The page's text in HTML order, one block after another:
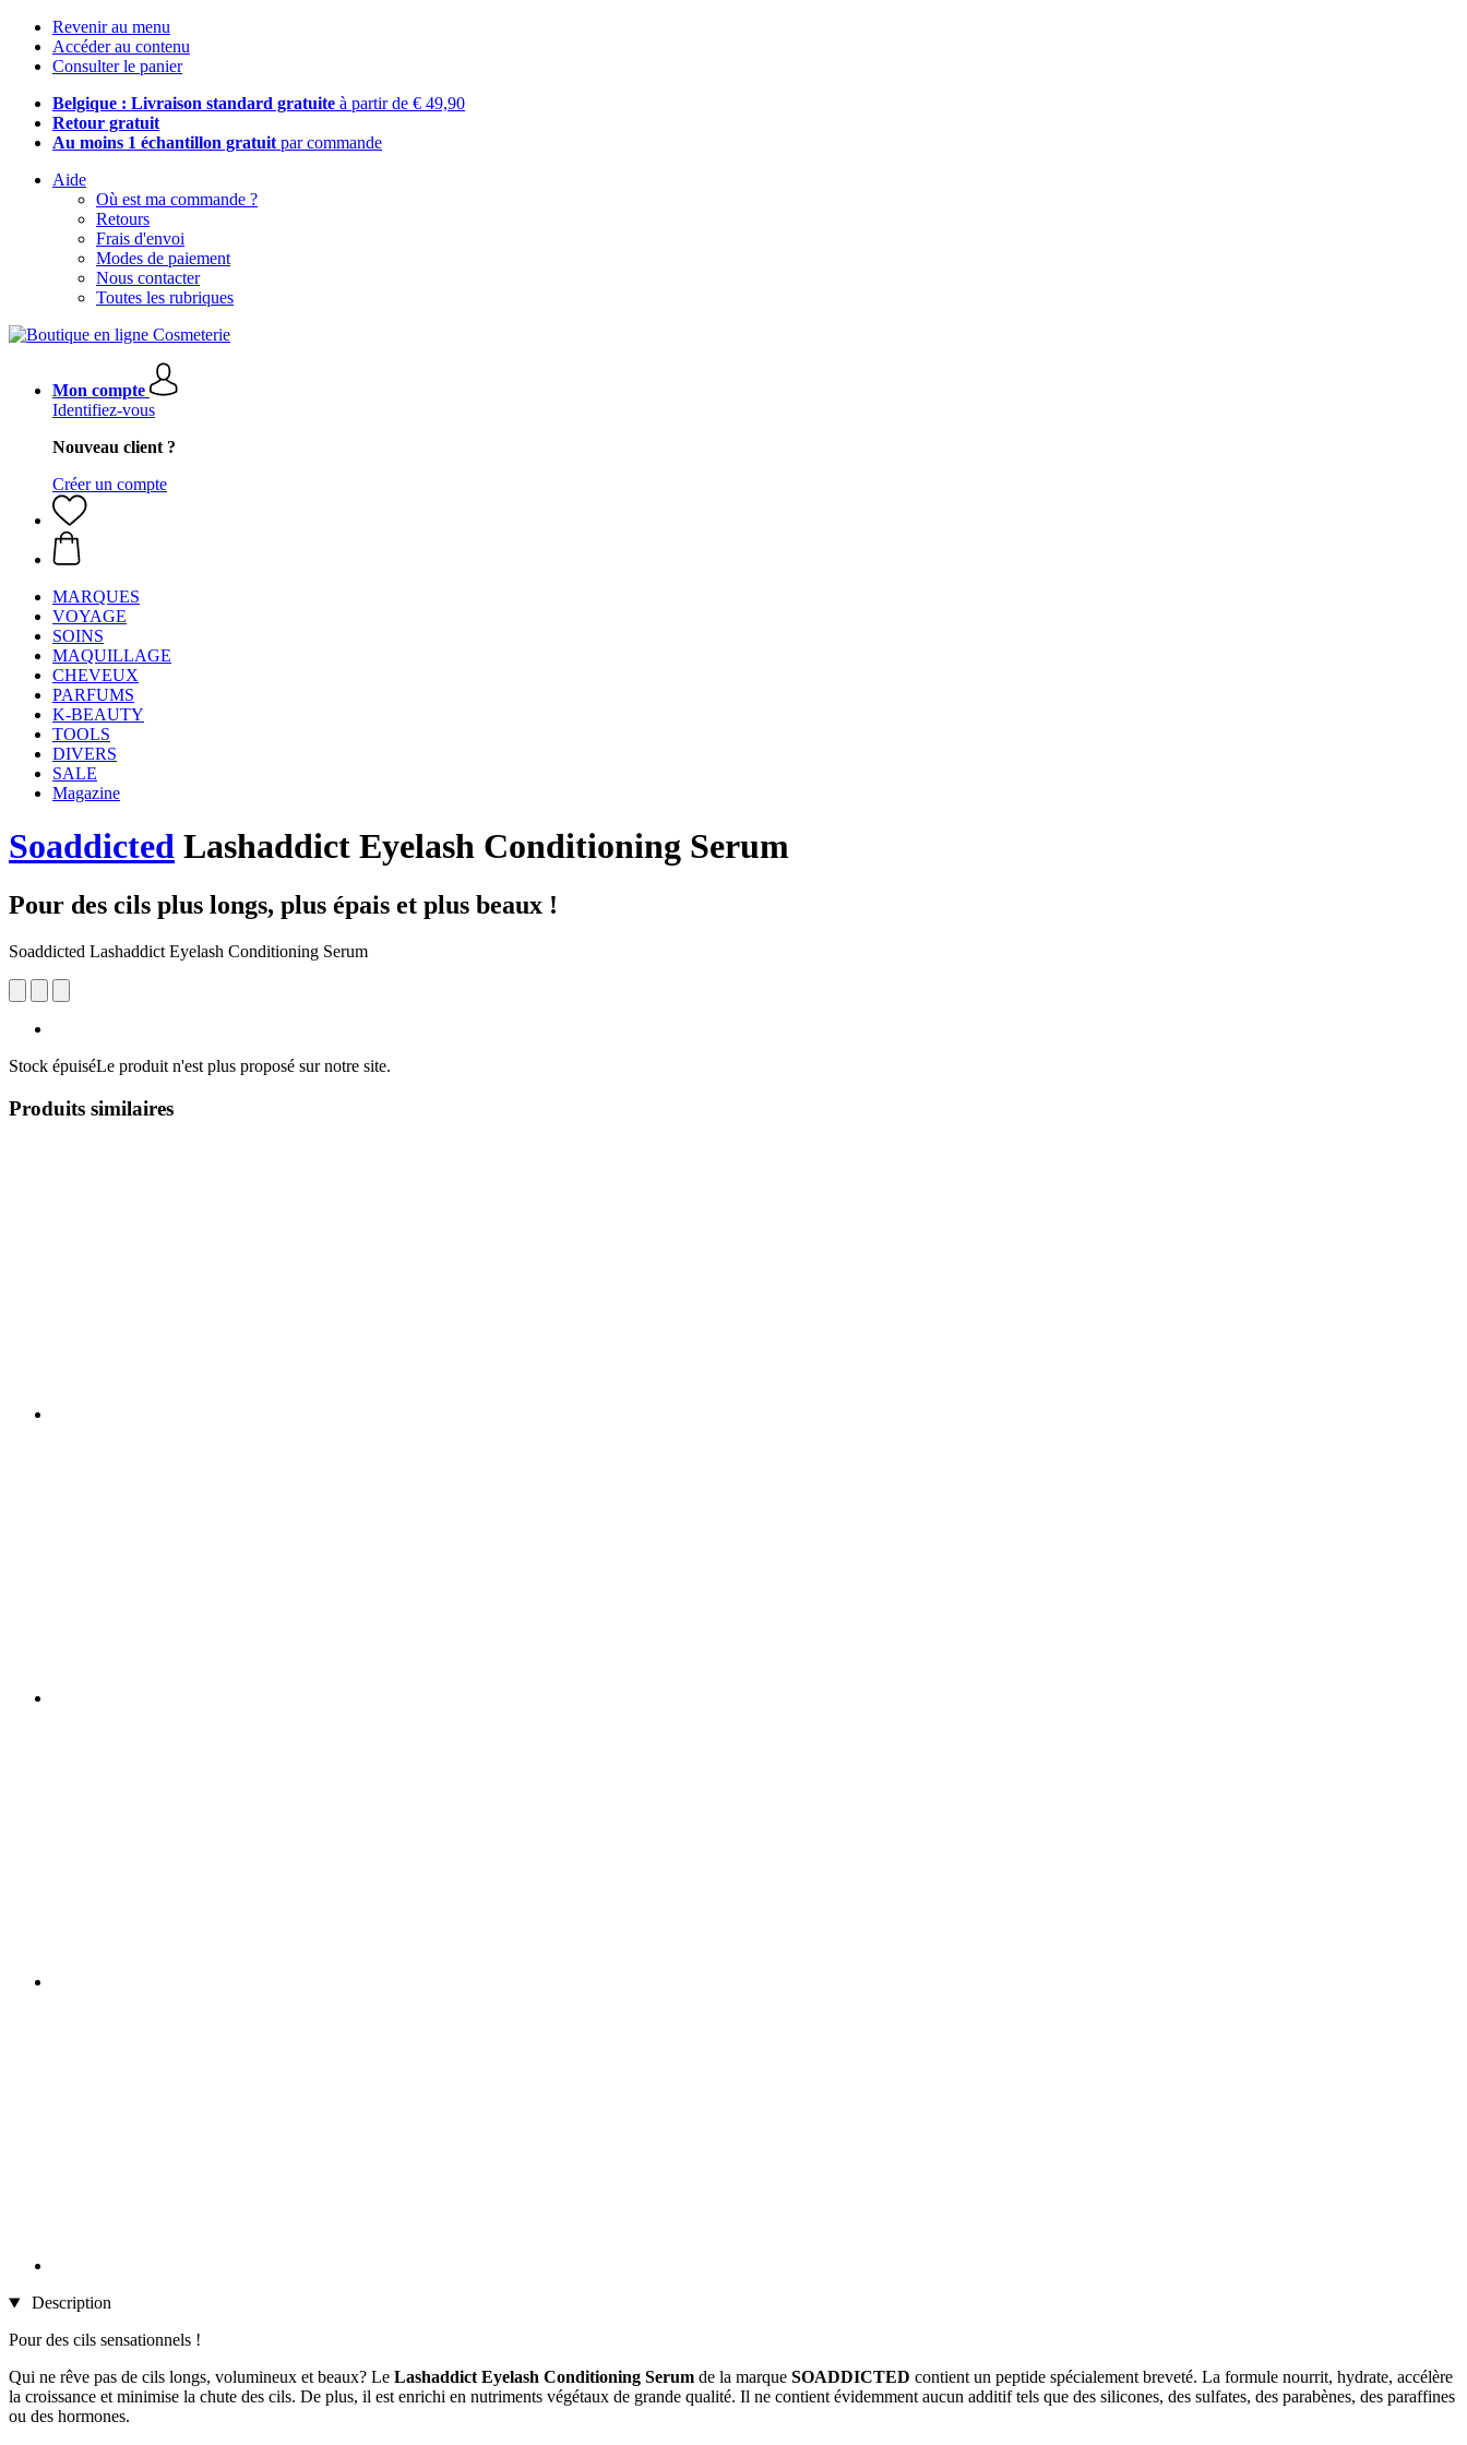
Revenir au menu
Accéder au contenu
Consulter le panier
Belgique : Livraison standard gratuite à partir de € 49,90
Retour gratuit
Au moins 1 échantillon gratuit par commande
Aide
Où est ma commande ?
Retours
Frais d'envoi
Modes de paiement
Nous contacter
Toutes les rubriques
Mon compte
Identifiez-vous
Nouveau client ?
Créer un compte
MARQUES
VOYAGE
SOINS
MAQUILLAGE
CHEVEUX
PARFUMS
K-BEAUTY
TOOLS
DIVERS
SALE
Magazine
Soaddicted Lashaddict Eyelash Conditioning Serum
Pour des cils plus longs, plus épais et plus beaux !
Soaddicted Lashaddict Eyelash Conditioning Serum
Stock épuiséLe produit n'est plus proposé sur notre site.
Produits similaires
Description
Pour des cils sensationnels !
Qui ne rêve pas de cils longs, volumineux et beaux? Le Lashaddict Eyelash Conditioning Serum de la marque SOADDICTED contient un peptide spécialement breveté. La formule nourrit, hydrate, accélère
la croissance et minimise la chute des cils. De plus, il est enrichi en nutriments végétaux de grande qualité. Il ne contient évidemment aucun additif tels que des silicones, des sulfates, des parabènes, des paraffines
ou des hormones.